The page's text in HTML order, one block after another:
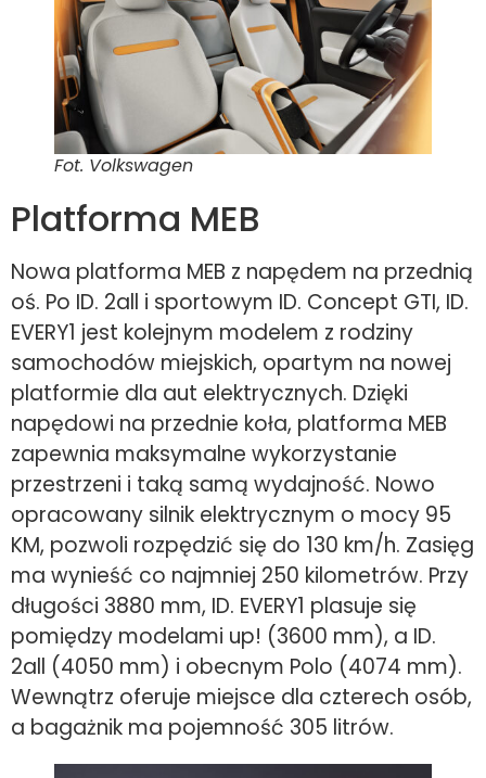
Fot. Volkswagen
Platforma MEB
Nowa platforma MEB z napędem na przednią
oś. Po ID. 2all i sportowym ID. Concept GTI, ID.
EVERY1 jest kolejnym modelem z rodziny
samochodów miejskich, opartym na nowej
platformie dla aut elektrycznych. Dzięki
napędowi na przednie koła, platforma MEB
zapewnia maksymalne wykorzystanie
przestrzeni i taką samą wydajność. Nowo
opracowany silnik elektrycznym o mocy 95
KM, pozwoli rozpędzić się do 130 km/h. Zasięg
ma wynieść co najmniej 250 kilometrów. Przy
długości 3880 mm, ID. EVERY1 plasuje się
pomiędzy modelami up! (3600 mm), a ID.
2all (4050 mm) i obecnym Polo (4074 mm).
Wewnątrz oferuje miejsce dla czterech osób,
a bagażnik ma pojemność 305 litrów.